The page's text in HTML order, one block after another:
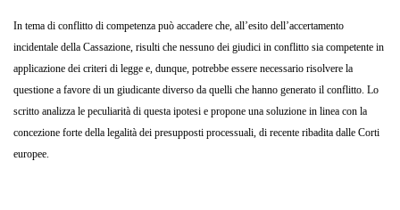
In tema di conflitto di competenza può accadere che, all’esito dell’accertamento
incidentale della Cassazione, risulti che nessuno dei giudici in conflitto sia competente in
applicazione dei criteri di legge e, dunque, potrebbe essere necessario risolvere la
questione a favore di un giudicante diverso da quelli che hanno generato il conflitto. Lo
scritto analizza le peculiarità di questa ipotesi e propone una soluzione in linea con la
concezione forte della legalità dei presupposti processuali, di recente ribadita dalle Corti
europee.